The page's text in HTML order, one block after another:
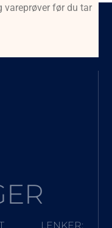
vareprøver før du tar
LENKER: